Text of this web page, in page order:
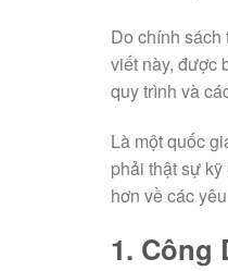
Do chính sách
viết này, được
quy trình và
Là một quốc
phải thật sự
hơn về các
1. Công